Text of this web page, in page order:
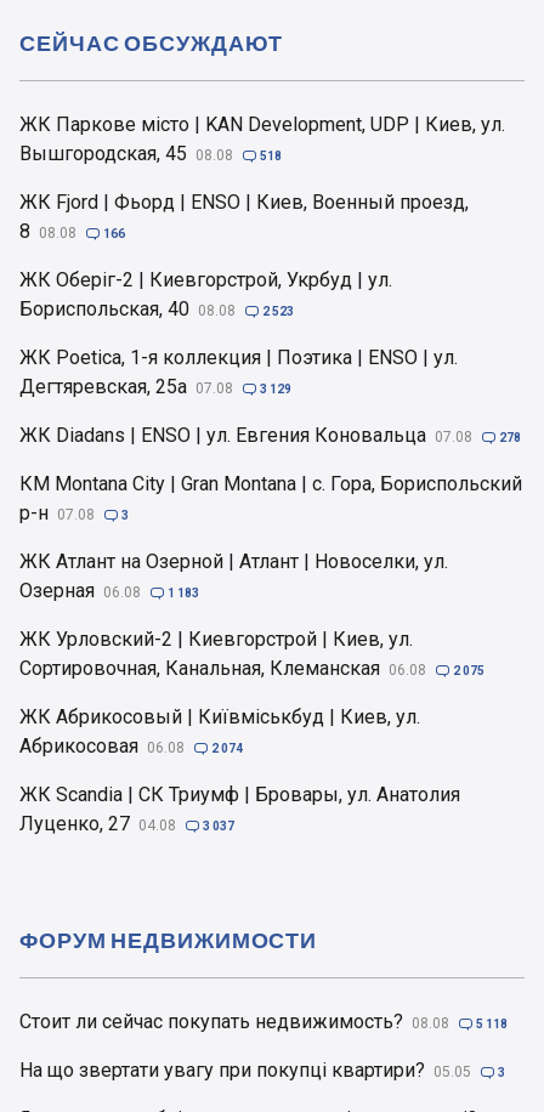
ЖК Паркове місто | KAN Development, UDP | Киев, ул.
Вышгородская, 45
08.08  518
ЖК Fjord | Фьорд | ENSO | Киев, Военный проезд,
8
08.08  166
ЖК Оберіг-2 | Киевгорстрой, Укрбуд | ул.
Бориспольская, 40 08.08  2 523
ЖК Poetica, 1-я коллекция | Поэтика | ENSO | ул.
Дегтяревская, 25а 07.08  3 129
ЖК Diadans | ENSO | ул. Евгения Коновальца 07.08  278
КМ Montana City | Gran Montana | с. Гора, Бориспольский
р-н 07.08  3
ЖК Атлант на Озерной | Атлант | Новоселки, ул.
Озерная 06.08  1 183
ЖК Урловский-2 | Киевгорстрой | Киев, ул.
Сортировочная, Канальная, Клеманская 06.08  2 075
ЖК Абрикосовый | Київміськбуд | Киев, ул.
Абрикосовая 06.08  2 074
ЖК Scandia | СК Триумф | Бровары, ул. Анатолия
Луценко, 27 04.08  3 037
СЕЙЧАС ОБСУЖДАЮТ
Стоит ли сейчас покупать недвижимость? 08.08  5 118
На що звертати увагу при покупці квартири? 05.05  3
ФОРУМ НЕДВИЖИМОСТИ